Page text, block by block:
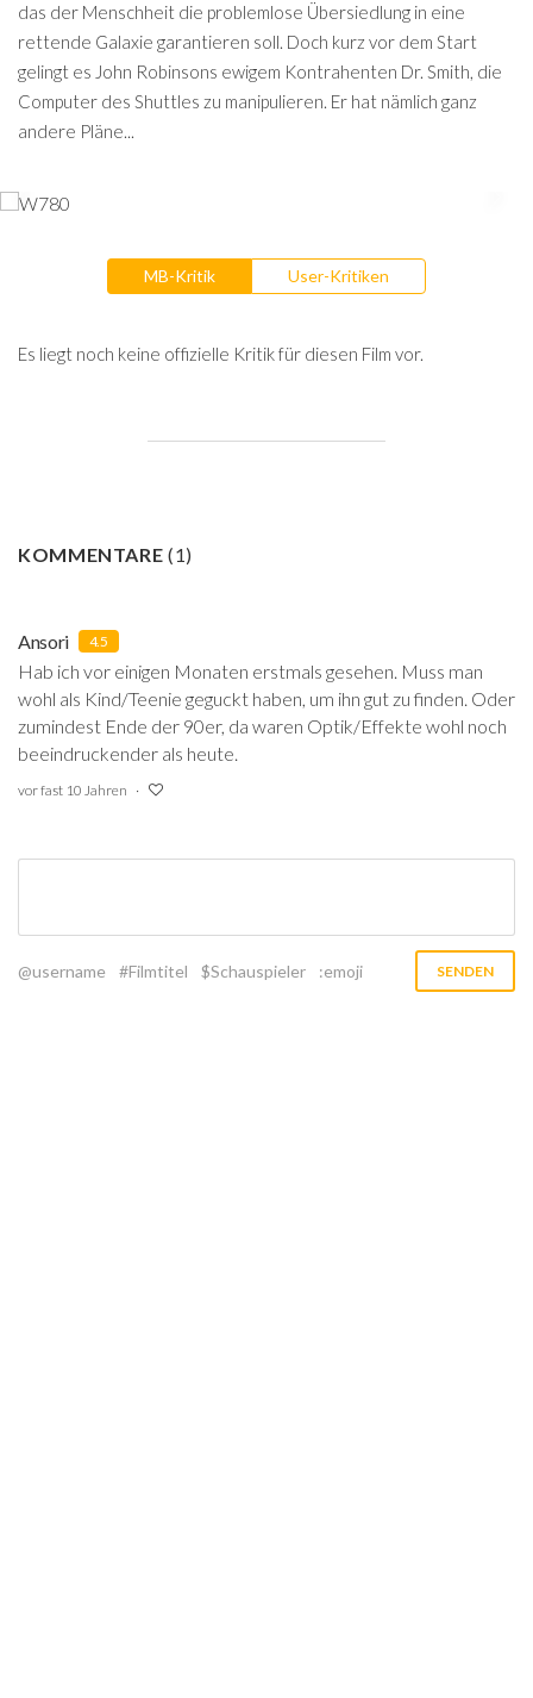
das der Menschheit die problemlose Übersiedlung in eine
rettende Galaxie garantieren soll. Doch kurz vor dem Start
gelingt es John Robinsons ewigem Kontrahenten Dr. Smith, die
Computer des Shuttles zu manipulieren. Er hat nämlich ganz
andere Pläne...
MB-Kritik User-Kritiken
Es liegt noch keine offizielle Kritik für diesen Film vor.
KOMMENTARE(1)
Ansori 4.5
Hab ich vor einigen Monaten erstmals gesehen. Muss man
wohl als Kind/Teenie geguckt haben, um ihn gut zu finden. Oder
zumindest Ende der 90er, da waren Optik/Effekte wohl noch
beeindruckender als heute.
vor fast 10 Jahren
@username #Filmtitel $Schauspieler :emoji